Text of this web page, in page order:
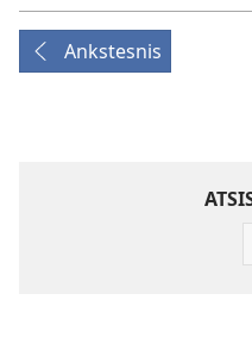
Ankstesnis